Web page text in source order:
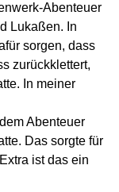
Abenteuer
Lukaßen. In
sorgen, dass
zurückklettert,
In meiner
Abenteuer
Das sorgte für
ist das ein